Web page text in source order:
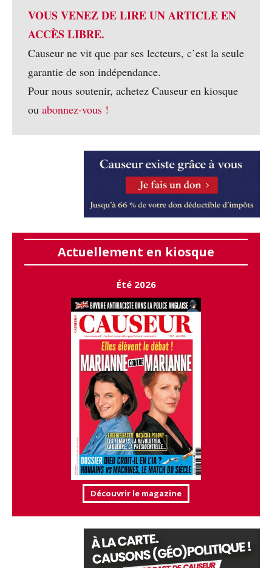
VOUS VENEZ DE LIRE UN ARTICLE EN
ACCÈS LIBRE.
Causeur ne vit que par ses lecteurs, c’est la seule
garantie de son indépendance.
Pour nous soutenir, achetez Causeur en kiosque
ou abonnez-vous !
Actuellement en kiosque
Été 2026
Découvrir le magazine